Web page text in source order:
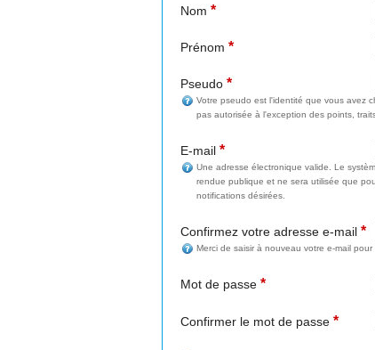
Nom *
Prénom *
Pseudo *
Votre pseudo est l'identité que vous avez
pas autorisée à l'exception des points,
E-mail *
Une adresse électronique valide. Le
rendue publique et ne sera utilisée que
notifications désirées.
Confirmez votre adresse e-mail *
Merci de saisir à nouveau votre e-mail pour
Mot de passe *
Confirmer le mot de passe *